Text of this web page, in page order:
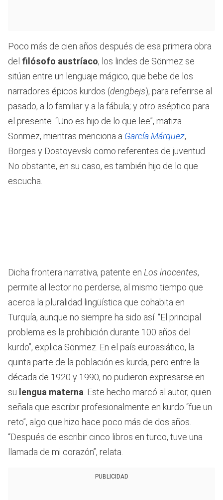
Poco más de cien años después de esa primera obra
del filósofo austríaco, los lindes de Sönmez se
sitúan entre un lenguaje mágico, que bebe de los
narradores épicos kurdos (dengbejs), para referirse al
pasado, a lo familiar y a la fábula; y otro aséptico para
el presente. “Uno es hijo de lo que lee”, matiza
Sönmez, mientras menciona a García Márquez,
Borges y Dostoyevski como referentes de juventud.
No obstante, en su caso, es también hijo de lo que
escucha.
Dicha frontera narrativa, patente en Los inocentes,
permite al lector no perderse, al mismo tiempo que
acerca la pluralidad lingüística que cohabita en
Turquía, aunque no siempre ha sido así. “El principal
problema es la prohibición durante 100 años del
kurdo”, explica Sönmez. En el país euroasiático, la
quinta parte de la población es kurda, pero entre la
década de 1920 y 1990, no pudieron expresarse en
su lengua materna . Este hecho marcó al autor, quien
señala que escribir profesionalmente en kurdo “fue un
reto”, algo que hizo hace poco más de dos años.
“Después de escribir cinco libros en turco, tuve una
llamada de mi corazón”, relata.
PUBLICIDAD